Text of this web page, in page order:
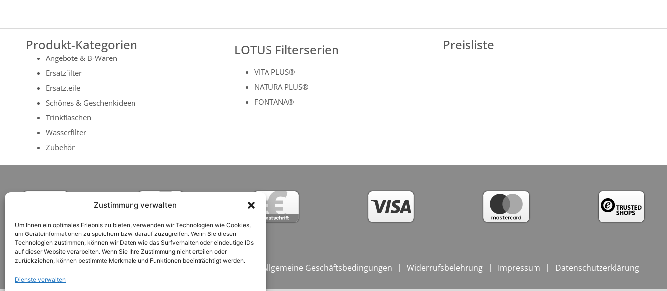
Zustimmung verwalten
Um Ihnen ein optimales Erlebnis zu bieten, verwenden wir Technologien wie Cookies,
um Geräteinformationen zu speichern bzw. darauf zuzugreifen. Wenn Sie diesen
Technologien zustimmen, können wir Daten wie das Surfverhalten oder eindeutige IDs
auf dieser Website verarbeiten. Wenn Sie Ihre Zustimmung nicht erteilen oder
zurückziehen, können bestimmte Merkmale und Funktionen beeinträchtigt werden.
Dienste verwalten
Produkt-Kategorien
Angebote & B-Waren
Ersatzfilter
Ersatzteile
Schönes & Geschenkideen
Trinkflaschen
Wasserfilter
Zubehör
LOTUS Filterserien
VITA PLUS®
NATURA PLUS®
FONTANA®
Preisliste
Nutzungsbedingungen / Allgemeine Geschäftsbedingungen Widerrufsbelehrung Impressum Datenschutzerklärung